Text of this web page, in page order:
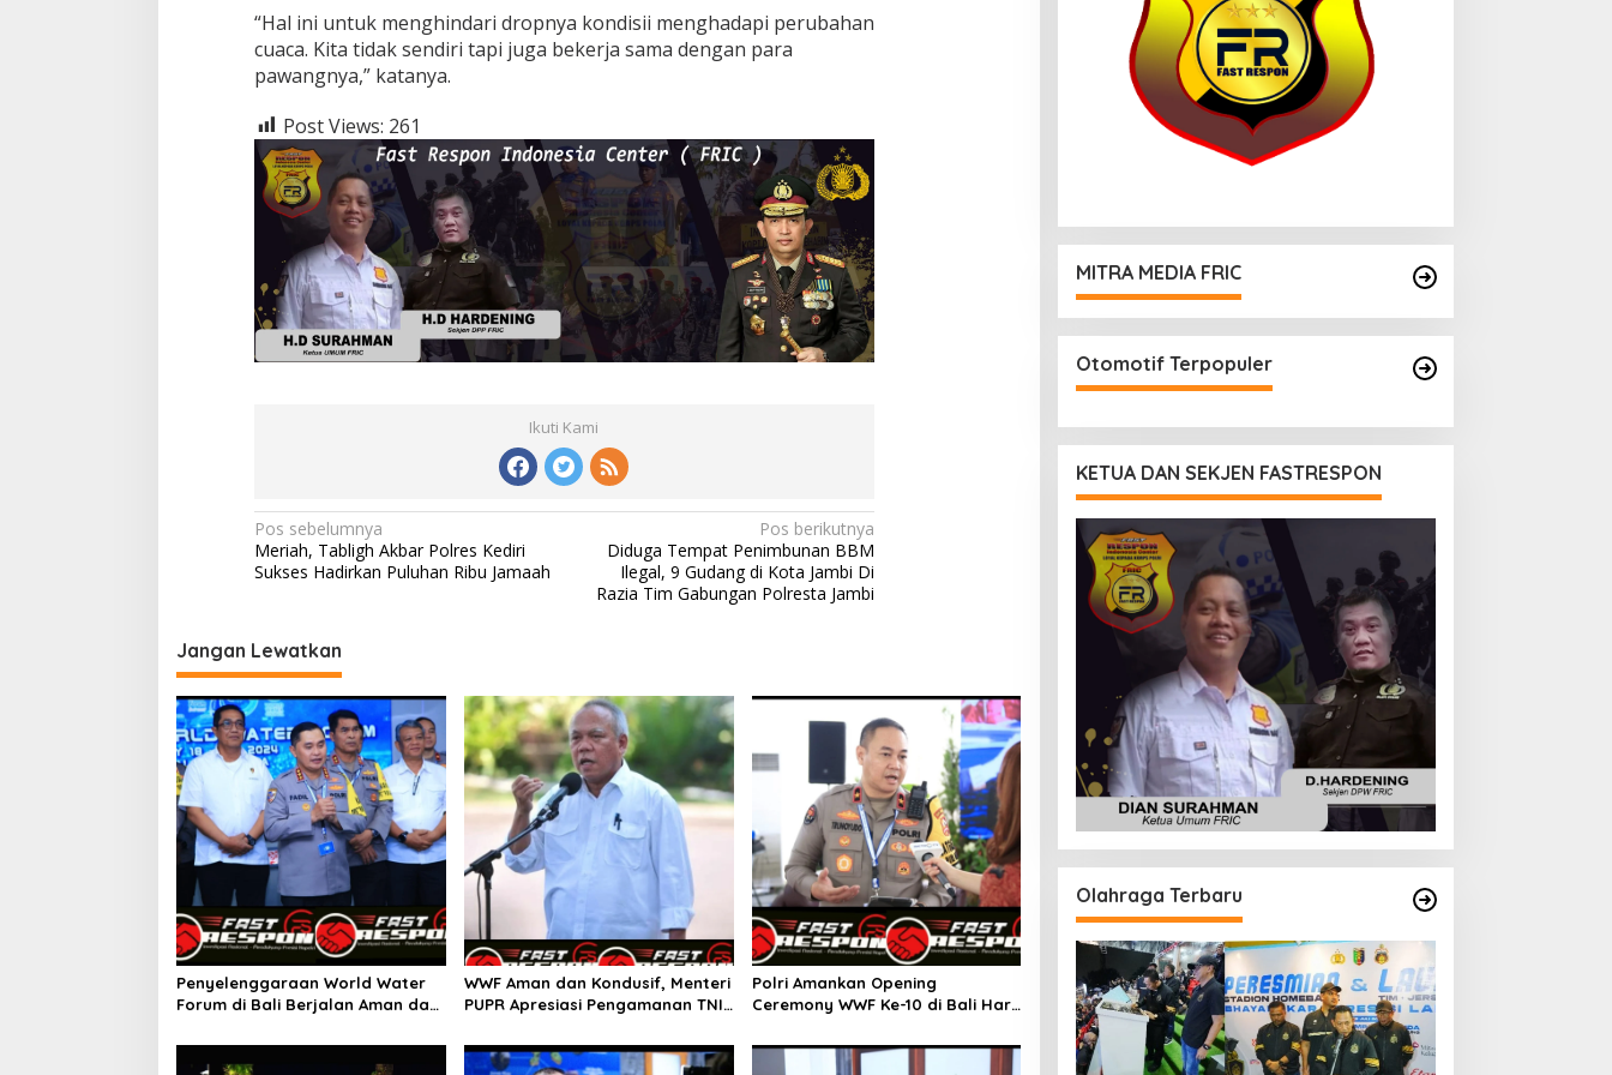
“Hal ini untuk menghindari dropnya kondisii menghadapi perubahan
cuaca. Kita tidak sendiri tapi juga bekerja sama dengan para
pawangnya,” katanya.
Post Views: 261
Ikuti Kami
Navigasi
pos
Pos sebelumnya
Meriah, Tabligh Akbar Polres Kediri
Sukses Hadirkan Puluhan Ribu Jamaah
Pos berikutnya
Diduga Tempat Penimbunan BBM
Ilegal, 9 Gudang di Kota Jambi Di
Razia Tim Gabungan Polresta Jambi
Jangan Lewatkan
Penyelenggaraan World Water
Forum di Bali Berjalan Aman dan
Kasih
WWF Aman dan Kondusif, Menteri
PUPR Apresiasi Pengamanan TNI-
Polri Amankan Opening
Ceremony WWF Ke-10 di Bali Hari
MITRA MEDIA FRIC
Otomotif Terpopuler
KETUA DAN SEKJEN FASTRESPON
Olahraga Terbaru